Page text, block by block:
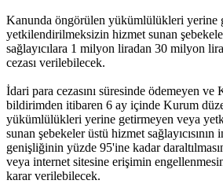
Kanunda öngörülen yükümlülükleri yerine
yetkilendirilmeksizin hizmet sunan
sağlayıcılara 1 milyon liradan 30 milyon
cezası verilebilecek.
İdari para cezasını süresinde ödemeyen ve
bildirimden itibaren 6 ay içinde Kurum
yükümlülükleri yerine getirmeyen veya
sunan şebekeler üstü hizmet
genişliğinin yüzde 95'ine kadar
veya internet sitesine erişimin
karar verilebilecek.